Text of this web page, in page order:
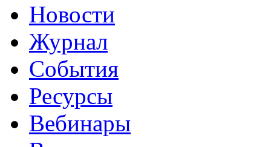
Новости
Журнал
События
Ресурсы
Вебинары